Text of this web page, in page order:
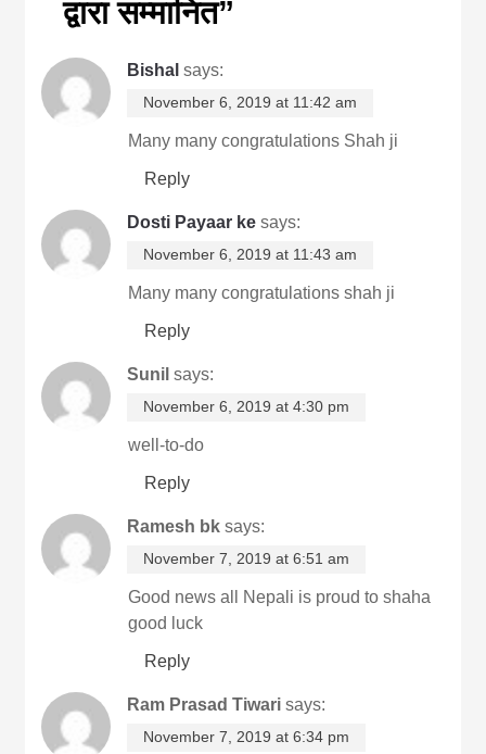
द्वारा सम्मानित”
Bishal says:
November 6, 2019 at 11:42 am
Many many congratulations Shah ji
Reply
Dosti Payaar ke says:
November 6, 2019 at 11:43 am
Many many congratulations shah ji
Reply
Sunil says:
November 6, 2019 at 4:30 pm
well-to-do
Reply
Ramesh bk says:
November 7, 2019 at 6:51 am
Good news all Nepali is proud to shaha
good luck
Reply
Ram Prasad Tiwari says:
November 7, 2019 at 6:34 pm